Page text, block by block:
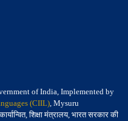
of India, Implemented by
(CIIL), Mysuru
शिक्षा मंत्रालय, भारत सरकार की